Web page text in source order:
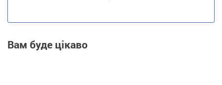
Вам буде цікаво